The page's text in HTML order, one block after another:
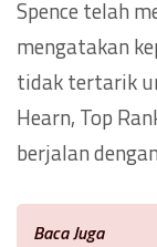
Spence telah
mengatakan
tidak tertarik
Hearn, Top
berjalan
Baca Juga